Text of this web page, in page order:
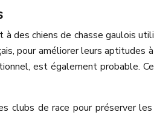
chiens de chasse gaulois
pour améliorer leurs
est également probable.
de race pour préserver